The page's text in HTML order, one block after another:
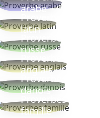
arabe
Proverbe
latin
Proverbe
russe
Proverbe
anglais
Proverbe
danois
Proverbes
famille